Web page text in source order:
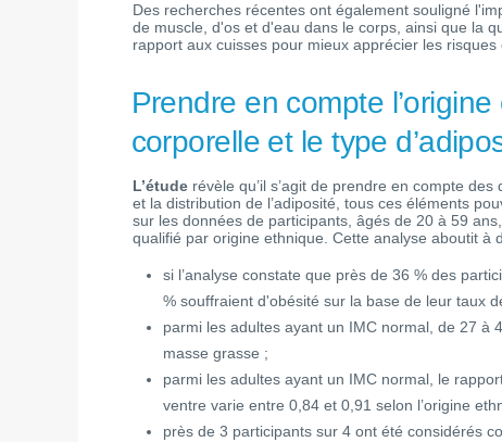
Des recherches récentes ont également souligné
de muscle, d'os et d'eau dans le corps, ainsi que la
rapport aux cuisses pour mieux apprécier les risques
Prendre en compte
corporelle et le type
L’étude révèle qu’il s’agit de prendre en compte
et la distribution de l’adiposité, tous ces éléments
sur les données de participants, âgés de 20 à 59
qualifié par origine ethnique. Cette analyse aboutit à
si l’analyse constate que près de 36 % des
% souffraient d'obésité sur la base de leur taux
parmi les adultes ayant un IMC normal, de 27 à
masse grasse ;
parmi les adultes ayant un IMC normal, le
ventre varie entre 0,84 et 0,91 selon l’origine
près de 3 participants sur 4 ont été considérés